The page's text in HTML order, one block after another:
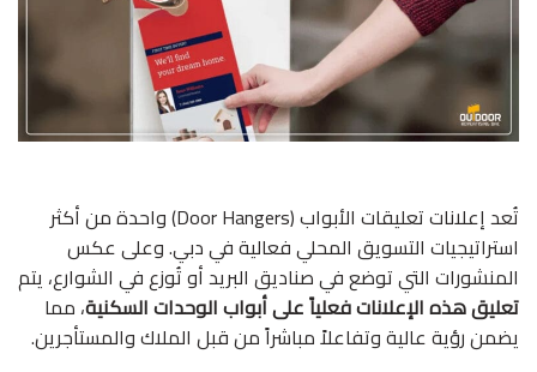
تُعد إعلانات تعليقات الأبواب (Door Hangers) واحدة من أكثر
استراتيجيات التسويق المحلي فعالية في دبي. وعلى عكس
المنشورات التي توضع في صناديق البريد أو تُوزع في الشوارع، يتم
تعليق هذه الإعلانات فعلياً على أبواب الوحدات السكنية، مما
يضمن رؤية عالية وتفاعلاً مباشراً من قبل الملاك والمستأجرين.